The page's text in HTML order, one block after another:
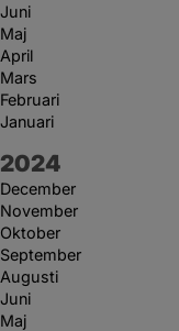
Juni
Maj
April
Mars
Februari
Januari
År:
2024
December
November
Oktober
September
Augusti
Juni
Maj